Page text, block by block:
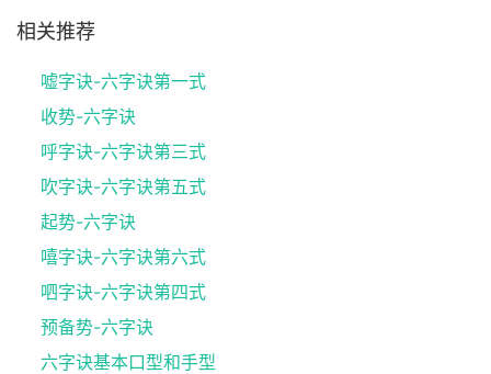
相关推荐
嘘字诀-六字诀第一式
收势-六字诀
呼字诀-六字诀第三式
吹字诀-六字诀第五式
起势-六字诀
嘻字诀-六字诀第六式
呬字诀-六字诀第四式
预备势-六字诀
六字诀基本口型和手型